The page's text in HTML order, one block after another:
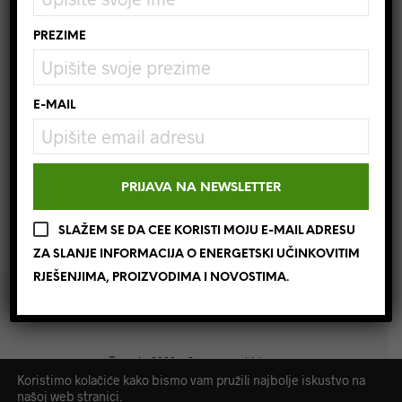
uređaji imajutvorničko jamstvo od tri godine.
Nisu pronađeni proizvodi
koji odgovaraju vašem odabiru.
©cee.hr2020. - Sva prava pridržana.
CEE d.o.o. | OIB: 89989374147 | IBAN: HR2641240031133001583 |
PREZIME
E-MAIL
SLAŽEM SE DA CEE KORISTI MOJU E-MAIL ADRESU
ZA SLANJE INFORMACIJA O ENERGETSKI UČINKOVITIM
RJEŠENJIMA, PROIZVODIMA I NOVOSTIMA.
Koristimo kolačiće kako bismo vam pružili najbolje iskustvo na
našoj web stranici.